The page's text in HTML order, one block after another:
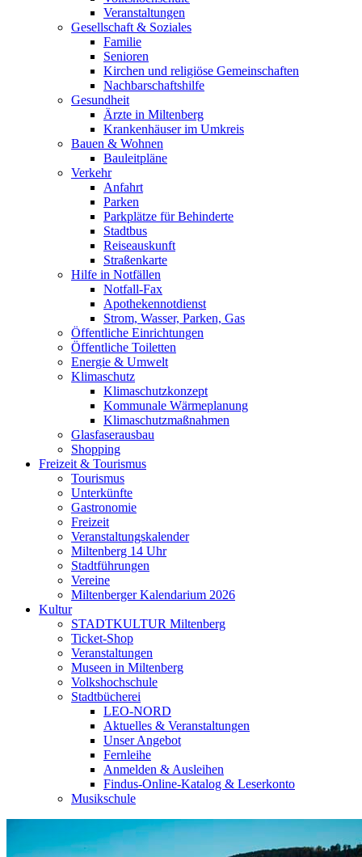
Veranstaltungen
Gesellschaft & Soziales
Familie
Senioren
Kirchen und religiöse Gemeinschaften
Nachbarschaftshilfe
Gesundheit
Ärzte in Miltenberg
Krankenhäuser im Umkreis
Bauen & Wohnen
Bauleitpläne
Verkehr
Anfahrt
Parken
Parkplätze für Behinderte
Stadtbus
Reiseauskunft
Straßenkarte
Hilfe in Notfällen
Notfall-Fax
Apothekennotdienst
Strom, Wasser, Parken, Gas
Öffentliche Einrichtungen
Öffentliche Toiletten
Energie & Umwelt
Klimaschutz
Klimaschutzkonzept
Kommunale Wärmeplanung
Klimaschutzmaßnahmen
Glasfaserausbau
Shopping
Freizeit & Tourismus
Tourismus
Unterkünfte
Gastronomie
Freizeit
Veranstaltungskalender
Miltenberg 14 Uhr
Stadtführungen
Vereine
Miltenberger Kalendarium 2026
Kultur
STADTKULTUR Miltenberg
Ticket-Shop
Veranstaltungen
Museen in Miltenberg
Volkshochschule
Stadtbücherei
LEO-NORD
Aktuelles & Veranstaltungen
Unser Angebot
Fernleihe
Anmelden & Ausleihen
Findus-Online-Katalog & Leserkonto
Musikschule